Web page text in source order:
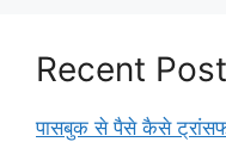
Recent
पासबुक से पैसे कैसे